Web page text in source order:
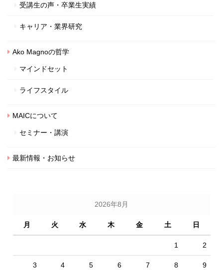
受講生の声・卒業生実績
キャリア・業界研究
Ako Magnoの哲学
マインドセット
ライフスタイル
MAICについて
セミナー・講演
最新情報・お知らせ
2026年8月
月 火 水 木 金 土 日
1 2
3 4 5 6 7 8 9